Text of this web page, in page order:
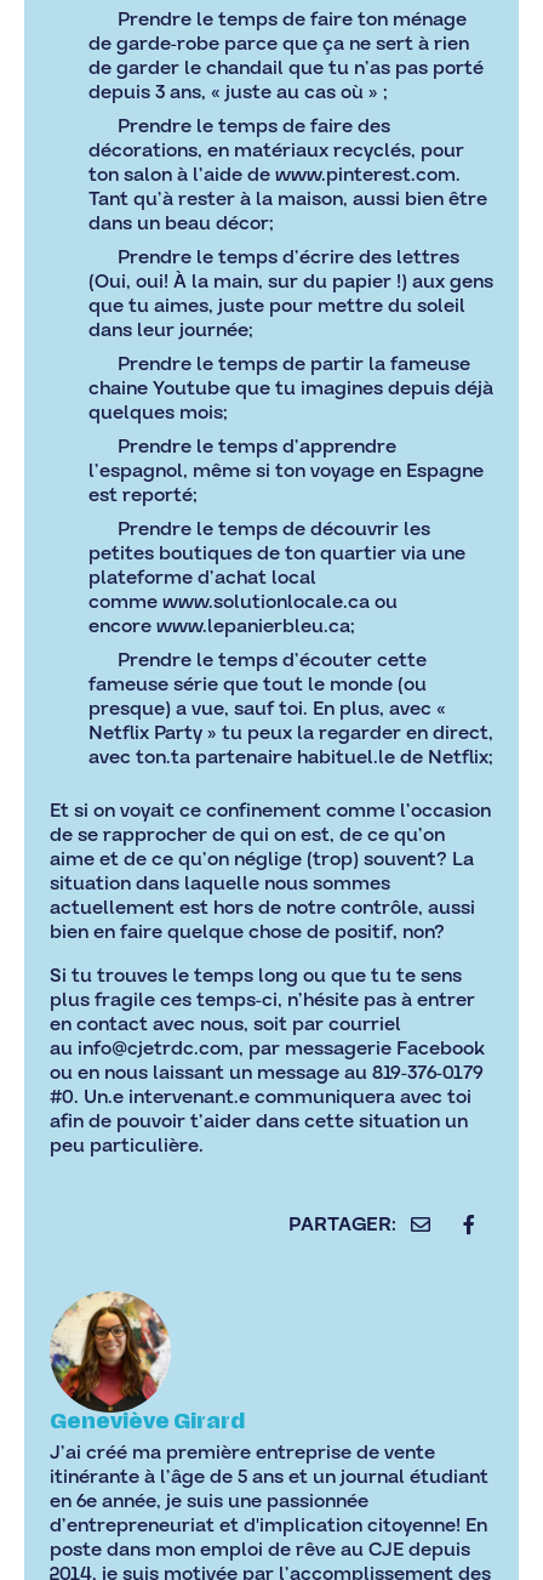
Prendre le temps de faire ton ménage
de garde-robe parce que ça ne sert à rien
de garder le chandail que tu n’as pas porté
depuis 3 ans, « juste au cas où » ;
Prendre le temps de faire des
décorations, en matériaux recyclés, pour
ton salon à l’aide dewww.pinterest.com.
Tant qu’à rester à la maison, aussi bien être
dans un beau décor;
Prendre le temps d’écrire des lettres
(Oui, oui! À la main, sur du papier !) aux gens
que tu aimes, juste pour mettre du soleil
dans leur journée;
Prendre le temps de partir la fameuse
chaine Youtube que tu imagines depuis déjà
quelques mois;
Prendre le temps d’apprendre
l’espagnol, même si ton voyage en Espagne
est reporté;
Prendre le temps de découvrir les
petites boutiques de ton quartier via une
plateforme d’achat local
commewww.solutionlocale.ca ou
encorewww.lepanierbleu.ca;
Prendre le temps d’écouter cette
fameuse série que tout le monde (ou
presque) a vue, sauf toi. En plus, avec «
Netflix Party » tu peux la regarder en direct,
avec ton.ta partenaire habituel.le de Netflix;
Et si on voyait ce confinement comme l’occasion
de se rapprocher de qui on est, de ce qu’on
aime et de ce qu’on néglige (trop) souvent? La
situation dans laquelle nous sommes
actuellement est hors de notre contrôle, aussi
bien en faire quelque chose de positif, non?
Si tu trouves le temps long ou que tu te sens
plus fragile ces temps-ci, n’hésite pas à entrer
en contact avec nous, soit par courriel
au info@cjetrdc.com, par messagerie Facebook
ou en nous laissant un message au 819-376-0179
#0. Un.e intervenant.e communiquera avec toi
afin de pouvoir t’aider dans cette situation un
peu particulière.
Geneviève Girard
J’ai créé ma première entreprise de vente
itinérante à l’âge de 5 ans et un journal étudiant
en 6e année, je suis une passionnée
d’entrepreneuriat et d'implication citoyenne! En
poste dans mon emploi de rêve au CJE depuis
2014, je suis motivée par l’accomplissement des